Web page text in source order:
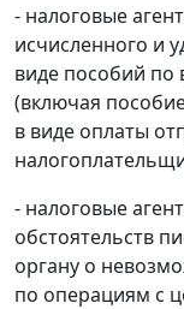
- налоговые
исчисленного и
виде пособий по
(включая
в виде оплаты
- налоговые
обстоятельств
органу о
по операциям с